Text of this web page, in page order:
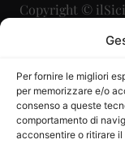
Per fornire le migliori
per memorizzare e/o
consenso a queste
comportamento di
acconsentire o ritirare
Copyright ©
Direttore
Direttore